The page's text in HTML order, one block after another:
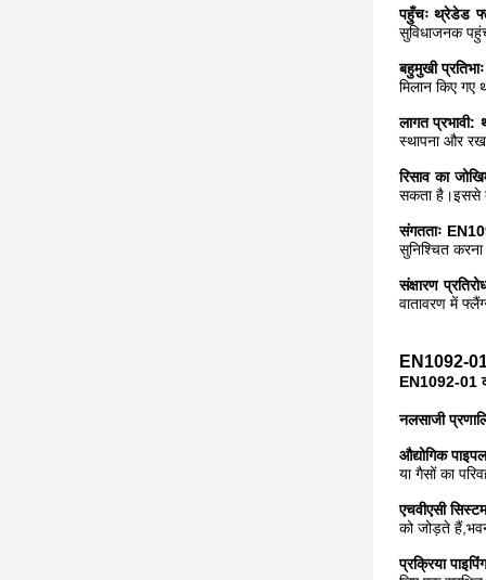
पहुँचः थ्रेडेड
सुविधाजनक
बहुमुखी
मिलान किए गए
लागत
स्थापना और
रिसाव का
सकता है।इससे
संगतताः
सुनिश्चित
संक्षारण
वातावरण में
EN1092-
EN1092-01
नलसाजी
औद्योगिक
या गैसों का
एचवीएसी
को जोड़ते
प्रक्रिया